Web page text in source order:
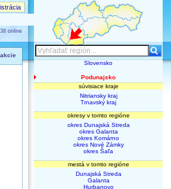
online
Slovensko
Podunajsko
súvisiace kraje
Nitriansky kraj
Trnavský kraj
okresy v tomto regióne
okres Dunajská Streda
okres Galanta
okres Komárno
okres Nové Zámky
okres Šaľa
mestá v tomto regióne
Dunajská Streda
Galanta
Hurbanovo